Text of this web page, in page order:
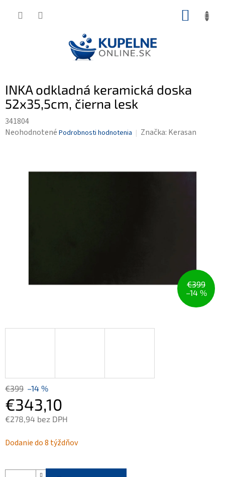
INKA odkladná keramická doska
52x35,5cm, čierna lesk
341804
Priemerné
Neohodnotené Podrobnosti hodnotenia Značka: Kerasan
€399
–14 %
€399 –14 %
€343,10
€278,94 bez DPH
cena:
Dodanie do 8 týždňov